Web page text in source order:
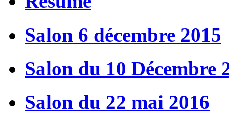
Salon 6 décembre 2015
Salon du 10 Décembre
Salon du 22 mai 2016